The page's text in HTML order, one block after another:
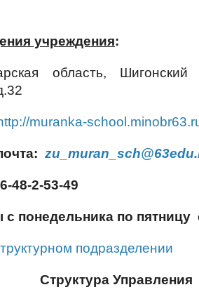
учреждения:
область,
muranka-
48-2-53-49
понедельника по пятницу
подразделении
Структура Управления